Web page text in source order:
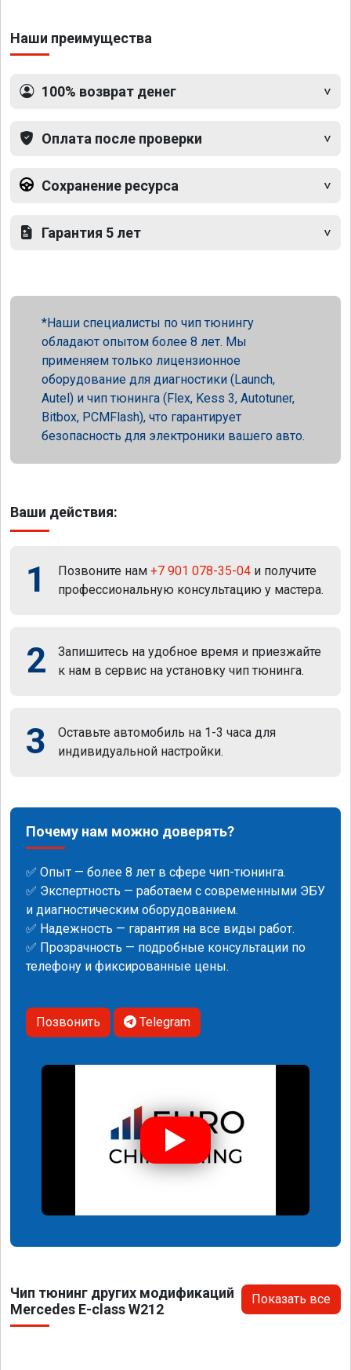
Наши преимущества
100% возврат денег
Оплата после проверки
Сохранение ресурса
Гарантия 5 лет
Наши специалисты по чип тюнингу
обладают опытом более 8 лет. Мы
применяем только лицензионное
оборудование для диагностики (Launch,
Autel) и чип тюнинга (Flex, Kess 3, Autotuner,
Bitbox, PCMFlash), что гарантирует
безопасность для электроники вашего авто.
Ваши действия:
1 Позвоните нам +7 901 078-35-04 и получите
профессиональную консультацию у мастера.
2
Запишитесь на удобное время и приезжайте
к нам в сервис на установку чип тюнинга.
3
Оставьте автомобиль на 1-3 часа для
индивидуальной настройки.
Почему нам можно доверять?
✅ Опыт — более 8 лет в сфере чип-тюнинга.
✅ Экспертность — работаем с современными ЭБУ
и диагностическим оборудованием.
✅ Надежность — гарантия на все виды работ.
✅ Прозрачность — подробные консультации по
телефону и фиксированные цены.
Позвонить Telegram
Чип тюнинг других модификаций
Mercedes E-class W212
Показать все